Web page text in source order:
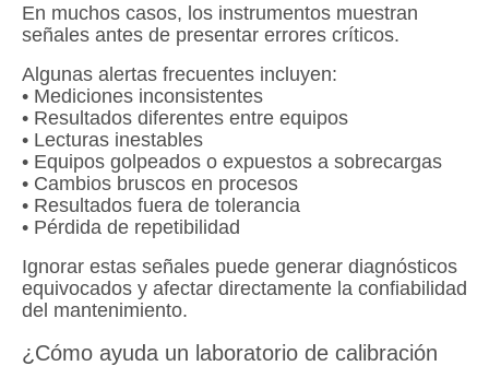
En muchos casos, los instrumentos muestran
señales antes de presentar errores críticos.
Algunas alertas frecuentes incluyen:
• Mediciones inconsistentes
• Resultados diferentes entre equipos
• Lecturas inestables
• Equipos golpeados o expuestos a sobrecargas
• Cambios bruscos en procesos
• Resultados fuera de tolerancia
• Pérdida de repetibilidad
Ignorar estas señales puede generar diagnósticos
equivocados y afectar directamente la confiabilidad
del mantenimiento.
¿Cómo ayuda un laboratorio de calibración